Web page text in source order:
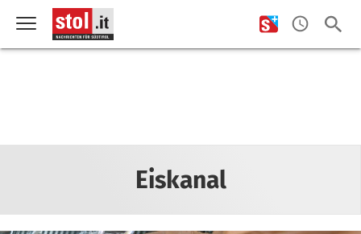
Eiskanal